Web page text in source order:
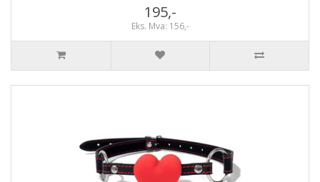
195,-
Eks. Mva: 156,-